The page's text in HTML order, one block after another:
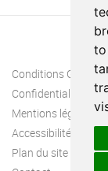
to
Conditions
Confidentialité
Mentions légales
Accessibilité
Plan du site